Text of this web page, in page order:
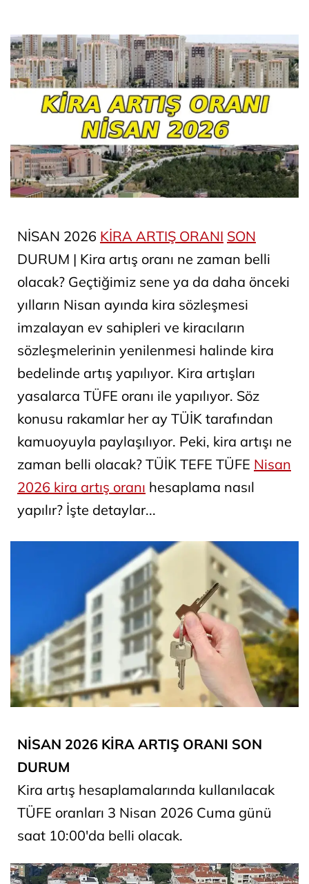
NİSAN 2026 KİRA ARTIŞ ORANI SON
DURUM | Kira artış oranı ne zaman belli
olacak? Geçtiğimiz sene ya da daha önceki
yılların Nisan ayında kira sözleşmesi
imzalayan ev sahipleri ve kiracıların
sözleşmelerinin yenilenmesi halinde kira
bedelinde artış yapılıyor. Kira artışları
yasalarca TÜFE oranı ile yapılıyor. Söz
konusu rakamlar her ay TÜİK tarafından
kamuoyuyla paylaşılıyor. Peki, kira artışı ne
zaman belli olacak? TÜİK TEFE TÜFE Nisan
2026 kira artış oranı hesaplama nasıl
yapılır? İşte detaylar...
NİSAN 2026 KİRA ARTIŞ ORANI SON
DURUM
Kira artış hesaplamalarında kullanılacak
TÜFE oranları 3 Nisan 2026 Cuma günü
saat 10:00'da belli olacak.